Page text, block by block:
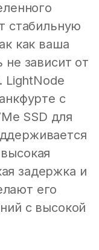
стабильную
как ваша
зависит от
LightNode
с
SSD для
задержка и
его
с высокой